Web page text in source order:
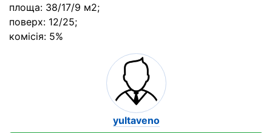
площа: 38/17/9 м2;
поверх: 12/25;
комісія: 5%
yultaveno